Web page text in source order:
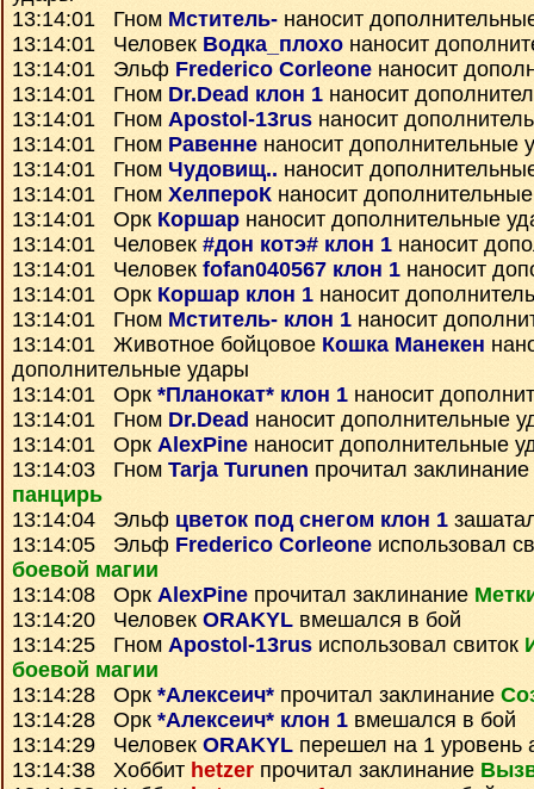
13:14:01 Гном Мститель- наносит
13:14:01 Человек Водка_плохо наносит
13:14:01 Эльф Frederico Corleone наносит
13:14:01 Гном Dr.Dead клон 1 наносит
13:14:01 Гном Apostol-13rus наносит
13:14:01 Гном Равенне наносит дополнительные
13:14:01 Гном Чудовищ.. наносит
13:14:01 Гном ХелпероК наносит
13:14:01 Орк Коршар наносит дополнительные
13:14:01 Человек #дон котэ# клон 1 наносит
13:14:01 Человек fofan040567 клон 1 наносит
13:14:01 Орк Коршар клон 1 наносит
13:14:01 Гном Мститель- клон 1 наносит
13:14:01 Животное бойцовое Кошка Манекен
дополнительные удары
13:14:01 Орк *Планокат* клон 1 наносит
13:14:01 Гном Dr.Dead наносит дополнительные
13:14:01 Орк AlexPine наносит дополнительные
13:14:03 Гном Tarja Turunen прочитал заклинание
панцирь
13:14:04 Эльф цветок под снегом клон 1
13:14:05 Эльф Frederico Corleone использовал
боевой магии
13:14:08 Орк AlexPine прочитал заклинание
13:14:20 Человек ORAKYL вмешался в бой
13:14:25 Гном Apostol-13rus использовал свиток
боевой магии
13:14:28 Орк *Алексеич* прочитал заклинание
13:14:28 Орк *Алексеич* клон 1 вмешался в бой
13:14:29 Человек ORAKYL перешел на 1 уровень
13:14:38 Хоббит hetzer прочитал заклинание